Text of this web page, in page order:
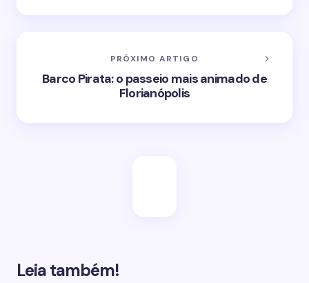
PRÓXIMO ARTIGO
Barco Pirata: o passeio mais animado de
Florianópolis
Leia também!